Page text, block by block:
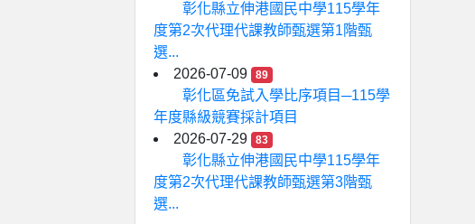
彰化縣立伸港國民中學115學年
度第2次代理代課教師甄選第1階甄
選...
2026-07-09
89
彰化區免試入學比序項目─115學
年度縣級競賽採計項目
2026-07-29
83
彰化縣立伸港國民中學115學年
度第2次代理代課教師甄選第3階甄
選...